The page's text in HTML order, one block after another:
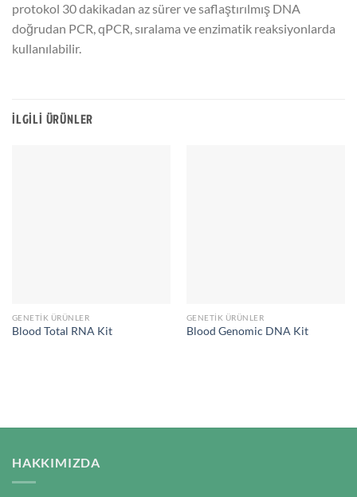
protokol 30 dakikadan az sürer ve saflaştırılmış DNA
doğrudan PCR, qPCR, sıralama ve enzimatik reaksiyonlarda
kullanılabilir.
İLGILI ÜRÜNLER
GENETIK ÜRÜNLER
Blood Total RNA Kit
GENETIK ÜRÜNLER
Blood Genomic DNA Kit
HAKKIMIZDA